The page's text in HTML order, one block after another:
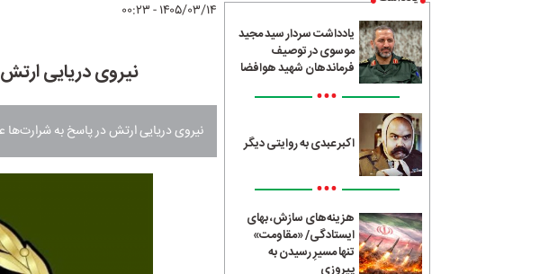
یادداشت سردار سید مجید
موسوی در توصیف
فرماندهان شهید هوافضا
•••
اکبر عبدی به روایتی دیگر
•••
هزینه‌های سازش، بهای
ایستادگی/ «مقاومت»
تنها مسیرِ رسیدن به
پیروزی
۱۴۰۵/۰۳/۱۴ - ۰۰:۲۳
نیروی دریایی
نیروی دریایی ارتش در پاسخ به شرارت‌ها